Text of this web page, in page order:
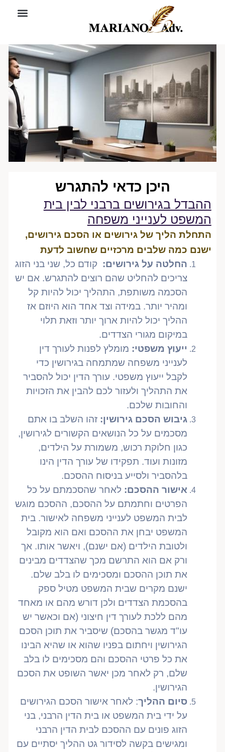
היכן כדאי להתגרש
ההבדל בגירושים ברבני לבין בית
המשפט לענייני משפחה
התחלת הליך של גירושים או הסכם גירושים,
ישנם כמה שלבים מרכזיים שחשוב לדעת
החלטה על גירושים: קודם כל, שני בני הזוג
צריכים להחליט שהם רוצים להתגרש. אם יש
הסכמה משותפת, התהליך יכול להיות קל
ומהיר יותר. במידה וצד אחד הוא היוזם אז
ההליך יכול להיות ארוך יותר וזאת תלוי
במיקום מגורי הצדדים.
ייעוץ משפטי: מומלץ לפנות לעורך דין
לענייני משפחה שמתמחה בגירושין כדי
לקבל ייעוץ משפטי. עורך הדין יכול להסביר
את התהליך ולעזור לכם להבין את הזכויות
והחובות שלכם.
גיבוש הסכם גירושין: זהו השלב בו אתם
מסכמים על כל הנושאים הקשורים לגירושין,
כגון חלוקת רכוש, משמורת על הילדים,
מזונות ועוד. תפקידו של עורך הדין הינו
בלהסביר ולסייע בניסוח ההסכם.
אישור ההסכם: לאחר שהסכמתם על כל
הפרטים וחתמתם על ההסכם, ההסכם מוגש
לבית המשפט לענייני משפחה לאישור. בית
המשפט יבחן את ההסכם ואם הוא מקובל
ולטובת הילדים (אם ישנם), ויאשר אותו. אך
ורק אם הוא התרשם מכך שהצדדים מבינים
את תוכן ההסכם ומסכימים לו בלב שלם.
ישנם מקרים שבית המשפט מטיל ספק
בהסכמת הצדדים ולכן דורש מהם או מאחד
מהם ללכת לעורך דין חיצוני (אם וכאשר יש
עו"ד מגשר בהסכם) שיסביר את תוכן הסכם
הגירושין ויחתום בפניו שהוא או שהיא הבינו
את כל פרטי ההסכם והם מסכימים לו בלב
שלם, רק לאחר מכן יאשר השופט את הסכם
הגירושין.
סיום ההליך: לאחר אישור הסכם הגירושים
על ידי בית המשפט או בית הדין הרבני, בני
הזוג פונים עם ההסכם לבית הדין הרבני
ומגישים בקשה לסידור גט ההליך יסתיים עם